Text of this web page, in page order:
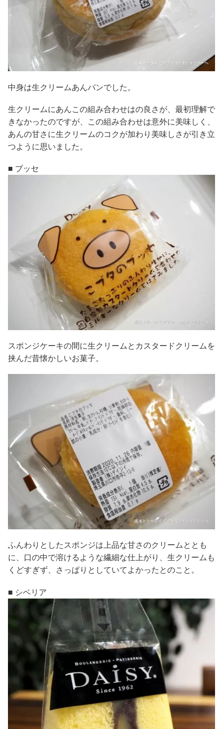
中身は生クリームあんパンでした。
生クリームにあんこの組み合わせはの良さが、最初理解で
きなかったのですが、この組み合わせは意外に美味しく、
あんの甘さに生クリームのコクが加わり美味しさが引き立
つように思いました。
■ ブッセ
スポンジケーキの間に生クリームとカスタードクリームを
挟んだ昔懐かしいお菓子。
ふんわりとしたスポンジは上品な甘さのクリームととも
に、口の中で溶けるような繊細な仕上がり、生クリームも
くどすぎず、さっぱりとしていてよかったとのこと。
■ シベリア